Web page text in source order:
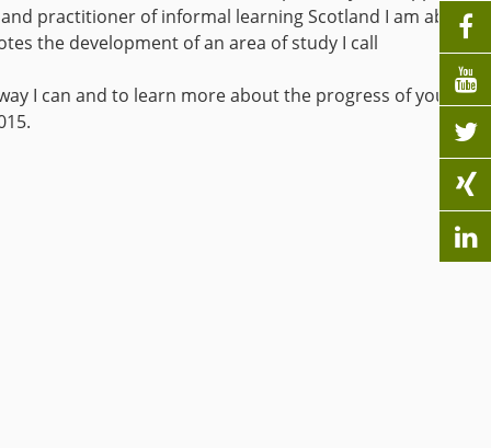
practitioner of informal learning Scotland I am about
the development of an area of study I call
I can and to learn more about the progress of your




